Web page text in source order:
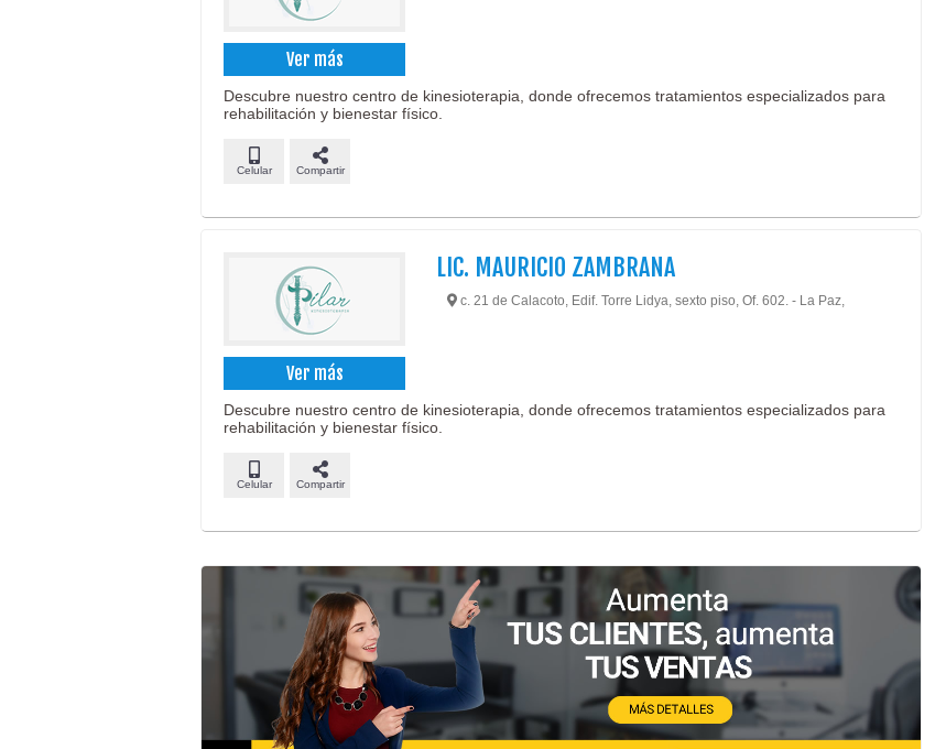
Ver más
Descubre nuestro centro de kinesioterapia, donde ofrecemos tratamientos especializados para
rehabilitación y bienestar físico.
Celular Compartir
Ver más
LIC. MAURICIO ZAMBRANA
c. 21 de Calacoto, Edif. Torre Lidya, sexto piso, Of. 602. - La Paz,
Descubre nuestro centro de kinesioterapia, donde ofrecemos tratamientos especializados para
rehabilitación y bienestar físico.
Celular Compartir